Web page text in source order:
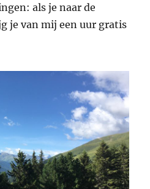
als je naar de
je van mij een uur gratis